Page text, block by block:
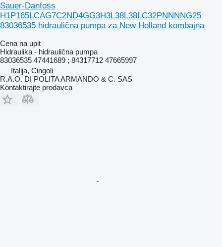
Sauer-Danfoss
H1P165LCAG7C2ND4GG3H3L38L38LC32PNNNNG25
83036535 hidraulična pumpa za New Holland kombajna
Cena na upit
Hidraulika - hidraulična pumpa
83036535 47441689 ; 84317712 47665997
Italija, Cingoli
R.A.O. DI POLITA ARMANDO & C. SAS
Kontaktirajte prodavca